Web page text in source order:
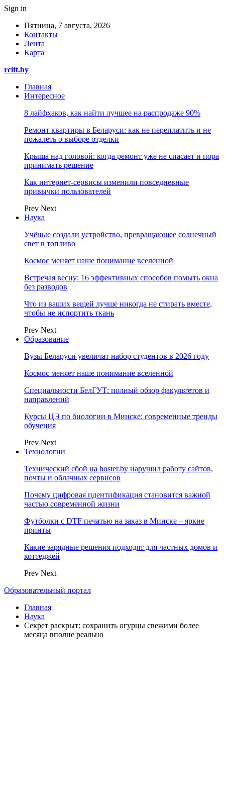
Sign in
Пятница, 7 августа, 2026
Контакты
Лента
Карта
rcitt.by
Главная
Интересное
8 лайфхаков, как найти лучшее на распродаже 90%
Ремонт квартиры в Беларуси: как не переплатить и не
пожалеть о выборе отделки
Крыша над головой: когда ремонт уже не спасает и пора
принимать решение
Как интернет-сервисы изменили повседневные
привычки пользователей
Prev Next
Наука
Учёные создали устройство, превращающее солнечный
свет в топливо
Космос меняет наше понимание вселенной
Встречая весну: 16 эффективных способов помыть окна
без разводов
Что из ваших вещей лучше никогда не стирать вместе,
чтобы не испортить ткань
Prev Next
Образование
Вузы Беларуси увеличат набор студентов в 2026 году
Космос меняет наше понимание вселенной
Специальности БелГУТ: полный обзор факультетов и
направлений
Курсы ЦЭ по биологии в Минске: современные тренды
обучения
Prev Next
Технологии
Технический сбой на hoster.by нарушил работу сайтов,
почты и облачных сервисов
Почему цифровая идентификация становится важной
частью современной жизни
Футболки с DTF печатью на заказ в Минске – яркие
принты
Какие зарядные решения подходят для частных домов и
коттеджей
Prev Next
Образовательный портал
Главная
Наука
Секрет раскрыт: сохранить огурцы свежими более
месяца вполне реально